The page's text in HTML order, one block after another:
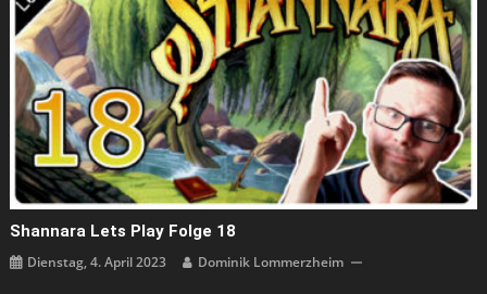
Shannara Lets Play Folge 18
Dienstag, 4. April 2023 Dominik Lommerzheim